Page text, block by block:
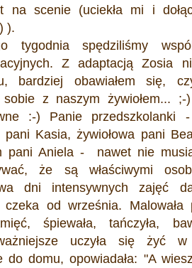
na scenie (uciekła mi i
).
tygodnia spędziliśmy
Z adaptacją Zosia
bardziej obawiałem się,
sobie z naszym żywiołem... ;-
:-) Panie przedszkolanki
Kasia, żywiołowa pani
pani Aniela - nawet nie
że są właściwymi
dni intensywnych zajęć
od września. Malowała
śpiewała, tańczyła,
uczyła się żyć w
do domu, opowiadała: "A